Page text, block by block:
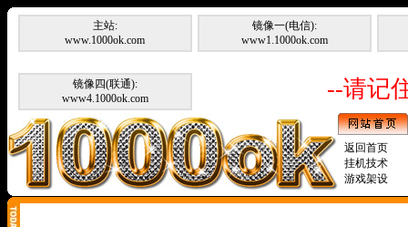
主站:
www.1000ok.com
镜像一(电信):
www1.1000ok.com
镜像四(联通):
www4.1000ok.com
--请记
返回首页
挂机技术
游戏架设